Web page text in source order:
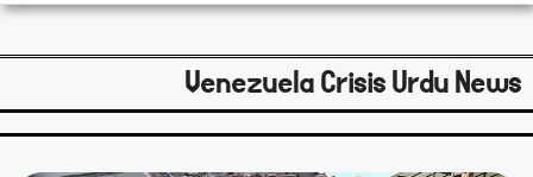
Venezuela Crisis Urdu News